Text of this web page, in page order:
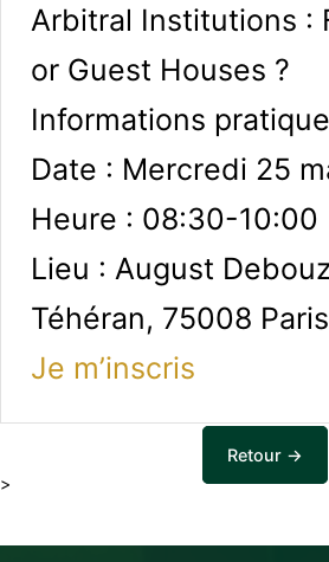
Arbitral Institutions :
or Guest Houses ?
Informations
Date : Mercredi 25
Heure : 08:30-10:00
Lieu : August
Téhéran, 75008 Paris
Je m’inscris
Retour →
>